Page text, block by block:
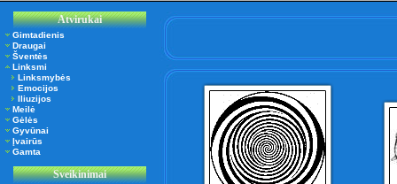
Atvirukai
Gimtadienis
Draugai
Šventės
Linksmi
Linksmybės
Emocijos
Iliuzijos
Meilė
Gėlės
Gyvūnai
Įvairūs
Gamta
Sveikinimai